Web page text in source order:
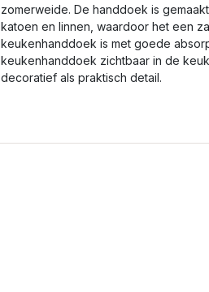
zomerweide. De handdoek is
katoen en linnen, waardoor het een
keukenhanddoek is met goede
keukenhanddoek zichtbaar in de
decoratief als praktisch detail.